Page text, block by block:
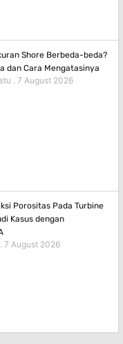
Shore Berbeda-beda?
dan Cara Mengatasinya
7 August 2026
Porositas Pada Turbine
Kasus dengan
7 August 2026